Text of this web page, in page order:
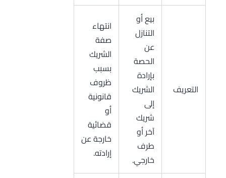
التعريف
بيع أو
التنازل
عن
الحصة
بإرادة
الشريك
إلى
شريك
آخر أو
طرف
خارجي.
انتهاء
صفة
الشريك
بسبب
ظروف
قانونية
أو
قضائية
خارجة عن
إرادته.